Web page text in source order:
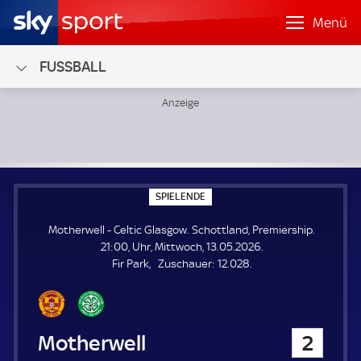
Menü
FUSSBALL
SPIELENDE
P
E
L
E
N
Motherwell - Celtic Glasgow. Schottland, Premiership.
21:00, Uhr, Mittwoch, 13.05.2026.
Fir Park
Zuschauer: Z
12.028.
Motherwell 2